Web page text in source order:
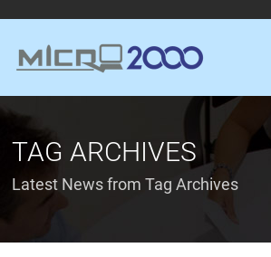
TAG ARCHIVES
Latest News from Tag Archives